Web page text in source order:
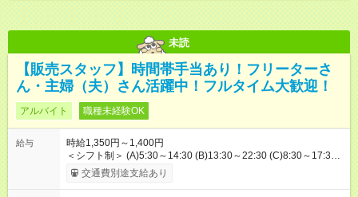
未読
【販売スタッフ】時間帯手当あり！フリーターさ
ん・主婦（夫）さん活躍中！フルタイム大歓迎！
アルバイト 職種未経験OK
給与
時給1,350円～1,400円
＜シフト制＞ (A)5:30～14:30 (B)13:30～22:30 (C)8:30～17:30
※フルタイム働ける方大歓迎♪ AB番：時給1400円 ABC番：時給
1350円 ●時間帯手当あり 05:30～08:00 20:00～22:30 の時間帯
交通費別途支給あり